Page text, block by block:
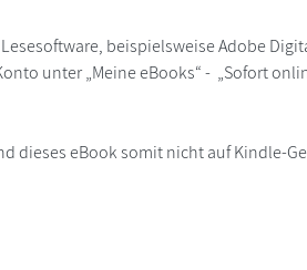
beispielsweise Adobe
unter „Meine eBooks“ - „Sofort
dieses eBook somit nicht auf Kindle-